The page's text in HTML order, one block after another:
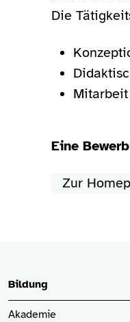
Die
Eine
Zur
Bildung
Akademie